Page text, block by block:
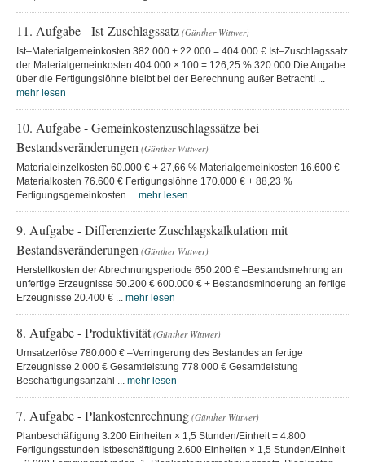
11. Aufgabe - Ist-Zuschlagssatz (Günther Wittwer)
Ist–Materialgemeinkosten 382.000 + 22.000 = 404.000 € Ist–Zuschlagssatz
der Materialgemeinkosten 404.000 × 100 = 126,25 % 320.000 Die Angabe
über die Fertigungslöhne bleibt bei der Berechnung außer Betracht! ...
mehr lesen
10. Aufgabe - Gemeinkostenzuschlagssätze bei
Bestandsveränderungen (Günther Wittwer)
Materialeinzelkosten 60.000 € + 27,66 % Materialgemeinkosten 16.600 €
Materialkosten 76.600 € Fertigungslöhne 170.000 € + 88,23 %
Fertigungsgemeinkosten ... mehr lesen
9. Aufgabe - Differenzierte Zuschlagskalkulation mit
Bestandsveränderungen (Günther Wittwer)
Herstellkosten der Abrechnungsperiode 650.200 € –Bestandsmehrung an
unfertige Erzeugnisse 50.200 € 600.000 € + Bestandsminderung an fertige
Erzeugnisse 20.400 € ... mehr lesen
8. Aufgabe - Produktivität (Günther Wittwer)
Umsatzerlöse 780.000 € –Verringerung des Bestandes an fertige
Erzeugnisse 2.000 € Gesamtleistung 778.000 € Gesamtleistung
Beschäftigungsanzahl ... mehr lesen
7. Aufgabe - Plankostenrechnung (Günther Wittwer)
Planbeschäftigung 3.200 Einheiten × 1,5 Stunden/Einheit = 4.800
Fertigungsstunden Istbeschäftigung 2.600 Einheiten × 1,5 Stunden/Einheit